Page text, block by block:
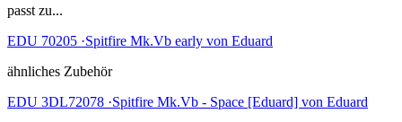
passt zu...
EDU 70205 ·Spitfire Mk.Vb early von Eduard
ähnliches Zubehör
EDU 3DL72078 ·Spitfire Mk.Vb - Space [Eduard] von Eduard